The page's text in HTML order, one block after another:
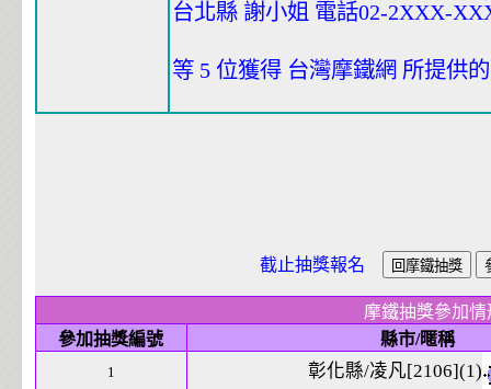
台北縣 謝小姐 電話02-2XXX-
等 5 位獲得 台灣摩鐵網 所提供
截止抽獎報名
摩鐵抽獎參加情
參加抽獎編號
縣市/暱稱
1 彰化縣/凌凡[2106](1)